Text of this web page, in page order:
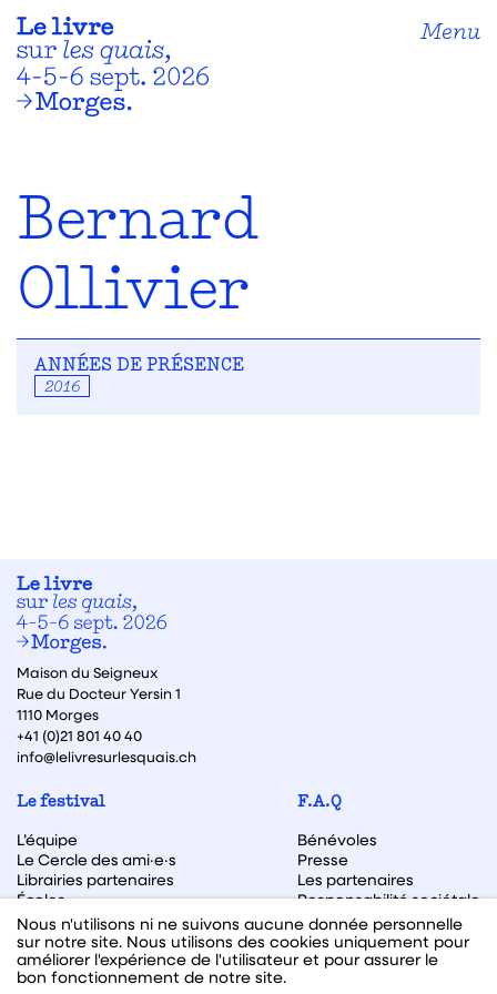
Menu
Bernard
Ollivier
ANNÉES DE PRÉSENCE
2016
Maison du Seigneux
Rue du Docteur Yersin 1
1110 Morges
+41 (0)21 801 40 40
info@lelivresurlesquais.ch
Le festival
L’équipe
Le Cercle des ami·e·s
Librairies partenaires
Écoles
F.A.Q
Bénévoles
Presse
Les partenaires
Responsabilité sociétale
Archive des éditions
Archive des autrices et auteurs
Nous n'utilisons ni ne suivons aucune donnée personnelle
sur notre site. Nous utilisons des cookies uniquement pour
améliorer l'expérience de l'utilisateur et pour assurer le
bon fonctionnement de notre site.